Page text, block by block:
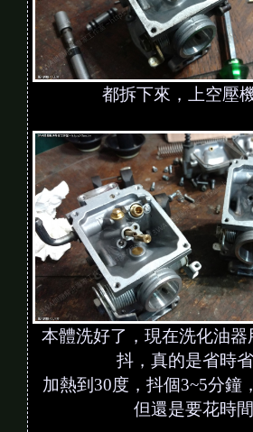
都拆下來，上空壓
本體洗好了，現在洗化油器
抖，真的是省時
加熱到30度，抖個3~5分鐘
但還是要花時